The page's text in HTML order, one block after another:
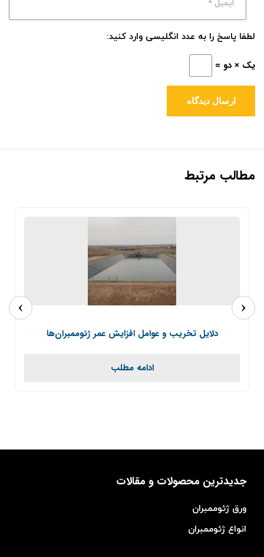
لطفا پاسخ را به عدد انگلیسی وارد کنید:
یک × دو =
مطالب مرتبط
دلایل تخریب و عوامل افزایش عمر ژئوممبران‌ها
ادامه مطلب
‹
›
جدیدترین محصولات و مقالات
ورق ژئوممبران
انواع ژئوممبران